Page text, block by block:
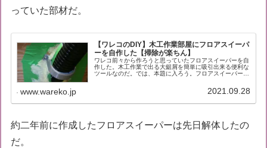
っていた部材だ。
【ワレコのDIY】木工作業部屋にフロアスイーパ
ーを自作した【掃除が楽ちん】
ワレコ前々から作ろうと思っていたフロアスイーパーを自
作した。木工作業で出る大鋸屑を簡単に吸引出来る便利な
ツールなのだ。では、本題に入ろう。フロアスイーパーと
www.wareko.jp 2021.09.28
約二年前に作成したフロアスイーパーは先日解体したの
だ。